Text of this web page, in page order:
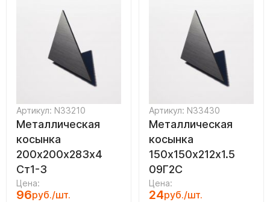
Артикул: N33210
Металлическая
косынка
200х200х283х4
Ст1-3
Цена:
96руб./шт.
Артикул: N33430
Металлическая
косынка
150х150х212х1.5
09Г2С
Цена:
24руб./шт.